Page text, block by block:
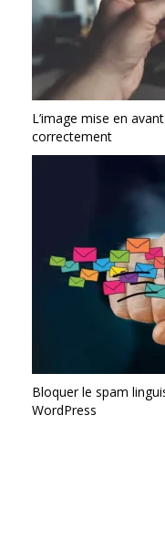
L’image mise en
correctement
Bloquer le spam
WordPress